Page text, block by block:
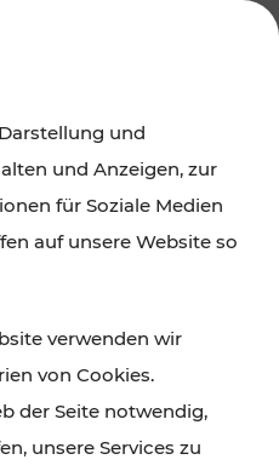
das Burgenland
Gastronomie,
– viele
Ticket- und Fahrplan-
schnell erreichbar.
und
und Anzeigen, zur
für Soziale Medien
auf unsere Website so
verwenden wir
von Cookies.
der Seite notwendig,
unsere Services zu